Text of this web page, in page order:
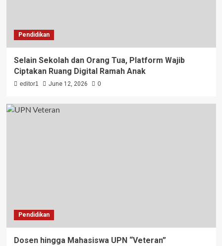
Pendidikan
Selain Sekolah dan Orang Tua, Platform Wajib
Ciptakan Ruang Digital Ramah Anak
editor1 June 12, 2026 0
Pendidikan
Dosen hingga Mahasiswa UPN “Veteran”